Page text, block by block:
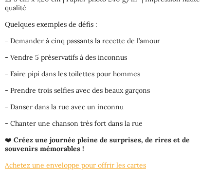
qualité
Quelques exemples de défis :
- Demander à cinq passants la recette de l’amour
- Vendre 5 préservatifs à des inconnus
- Faire pipi dans les toilettes pour hommes
- Prendre trois selfies avec des beaux garçons
- Danser dans la rue avec un inconnu
- Chanter une chanson très fort dans la rue
❤️ Créez une journée pleine de surprises, de rires et de
souvenirs mémorables !
Achetez une enveloppe pour offrir les cartes